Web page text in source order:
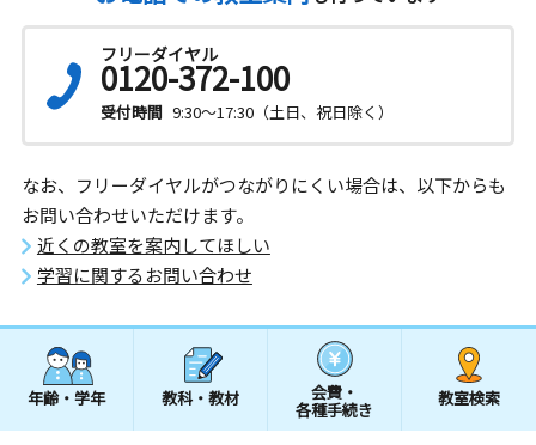
フリーダイヤル
0120-372-100
受付時間 9:30～17:30（土日、祝日除く）
なお、フリーダイヤルがつながりにくい場合は、以下からも
お問い合わせいただけます。
近くの教室を案内してほしい
学習に関するお問い合わせ
年齢・学年 教科・教材 会費・
各種手続き
教室検索